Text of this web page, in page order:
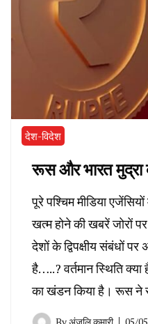
देश-विदेश
रूस और भारत मुद्रा
पूरे पश्चिम मीडिया
खत्म होने की खबरें जोरों
देशों के द्विपक्षीय संबंधों
है…..? वर्तमान स्थिति
का खंडन किया है। रूस ने